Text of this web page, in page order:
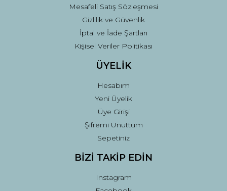
Mesafeli Satış Sözleşmesi
Gizlilik ve Güvenlik
İptal ve İade Şartları
Kişisel Veriler Politikası
ÜYELİK
Hesabım
Yeni Üyelik
Üye Girişi
Şifremi Unuttum
Sepetiniz
BİZİ TAKİP EDİN
Instagram